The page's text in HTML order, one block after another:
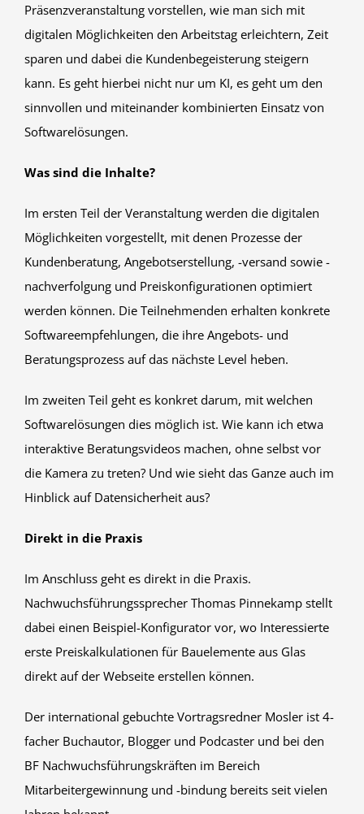
Präsenzveranstaltung vorstellen, wie man sich mit
digitalen Möglichkeiten den Arbeitstag erleichtern, Zeit
sparen und dabei die Kundenbegeisterung steigern
kann. Es geht hierbei nicht nur um KI, es geht um den
sinnvollen und miteinander kombinierten Einsatz von
Softwarelösungen.
Was sind die Inhalte?
Im ersten Teil der Veranstaltung werden die digitalen
Möglichkeiten vorgestellt, mit denen Prozesse der
Kundenberatung, Angebotserstellung, -versand sowie -
nachverfolgung und Preiskonfigurationen optimiert
werden können. Die Teilnehmenden erhalten konkrete
Softwareempfehlungen, die ihre Angebots- und
Beratungsprozess auf das nächste Level heben.
Im zweiten Teil geht es konkret darum, mit welchen
Softwarelösungen dies möglich ist. Wie kann ich etwa
interaktive Beratungsvideos machen, ohne selbst vor
die Kamera zu treten? Und wie sieht das Ganze auch im
Hinblick auf Datensicherheit aus?
Direkt in die Praxis
Im Anschluss geht es direkt in die Praxis.
Nachwuchsführungssprecher Thomas Pinnekamp stellt
dabei einen Beispiel-Konfigurator vor, wo Interessierte
erste Preiskalkulationen für Bauelemente aus Glas
direkt auf der Webseite erstellen können.
Der international gebuchte Vortragsredner Mosler ist 4-
facher Buchautor, Blogger und Podcaster und bei den
BF Nachwuchsführungskräften im Bereich
Mitarbeitergewinnung und -bindung bereits seit vielen